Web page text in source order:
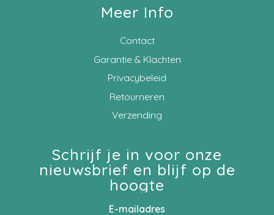
Meer Info
Contact
Garantie & Klachten
Privacybeleid
Retourneren
Verzending
Schrijf je in voor onze
nieuwsbrief en blijf op de
hoogte
E-mailadres